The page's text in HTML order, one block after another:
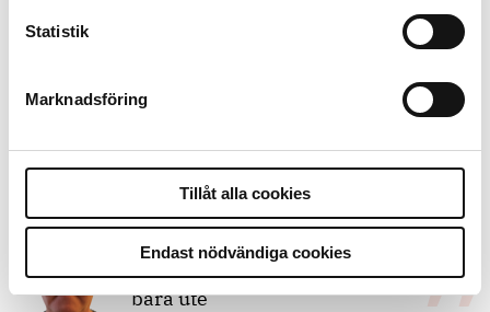
Statistik
Marknadsföring
Tillåt alla cookies
Endast nödvändiga cookies
Det är inte evidenskrav som
Debatt:Med för höga krav på evidens
kan polisen inte göra något alls
15 juni 2026
Mats Johansson:Poliser behövs inte
bara ute